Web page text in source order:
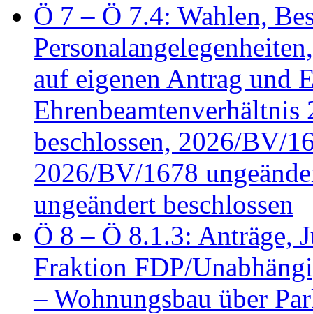
Ö 7 – Ö 7.4: Wahlen,
auf eigenen Antrag und
beschlossen, 2026/BV/
2026/BV/1678
ungeändert beschlossen
Ö 8 – Ö 8.1.3: Anträge,
Fraktion FDP/
– Wohnungsbau über